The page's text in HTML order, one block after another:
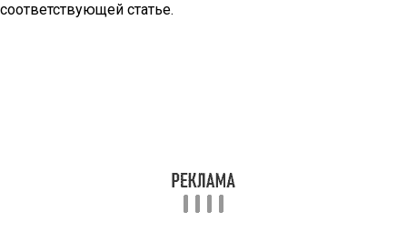
соответствующей статье.